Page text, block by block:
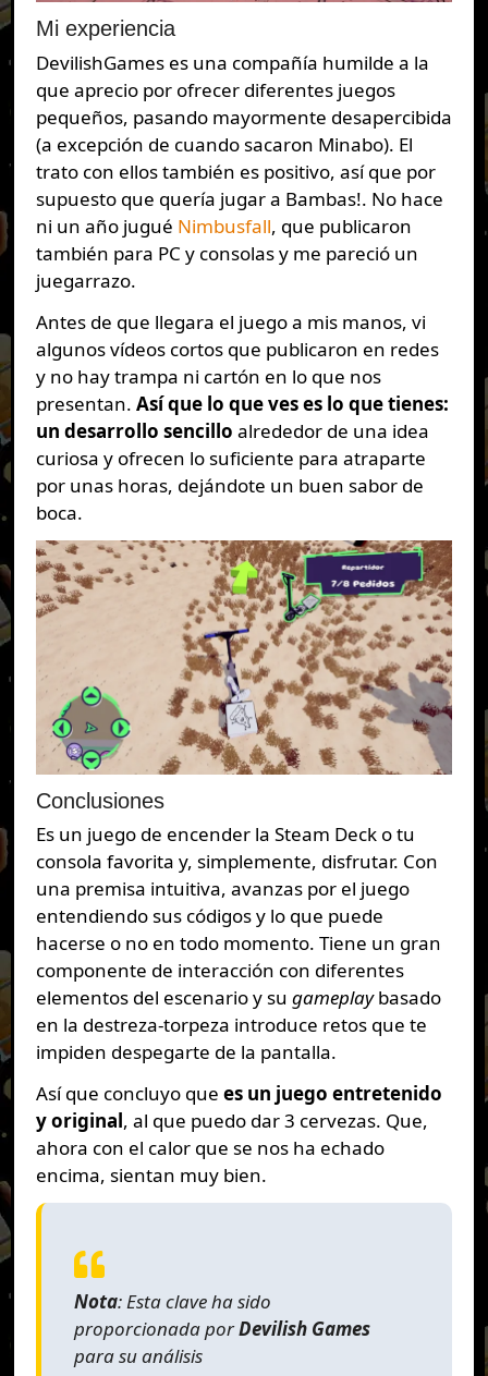
Mi experiencia
DevilishGames es una compañía humilde a la
que aprecio por ofrecer diferentes juegos
pequeños, pasando mayormente desapercibida
(a excepción de cuando sacaron Minabo). El
trato con ellos también es positivo, así que por
supuesto que quería jugar a Bambas!. No hace
ni un año jugué Nimbusfall, que publicaron
también para PC y consolas y me pareció un
juegarrazo.
Antes de que llegara el juego a mis manos, vi
algunos vídeos cortos que publicaron en redes
y no hay trampa ni cartón en lo que nos
presentan. Así que lo que ves es lo que tienes:
un desarrollo sencillo alrededor de una idea
curiosa y ofrecen lo suficiente para atraparte
por unas horas, dejándote un buen sabor de
boca.
Conclusiones
Es un juego de encender la Steam Deck o tu
consola favorita y, simplemente, disfrutar. Con
una premisa intuitiva, avanzas por el juego
entendiendo sus códigos y lo que puede
hacerse o no en todo momento. Tiene un gran
componente de interacción con diferentes
elementos del escenario y su gameplaybasado
en la destreza-torpeza introduce retos que te
impiden despegarte de la pantalla.
Así que concluyo que es un juego entretenido
y original, al que puedo dar 3 cervezas. Que,
ahora con el calor que se nos ha echado
encima, sientan muy bien.
Nota: Esta clave ha sido
proporcionada porDevilish Games
para su análisis